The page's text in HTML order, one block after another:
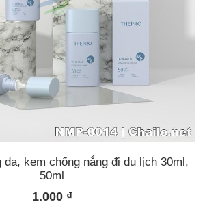
kem chống nắng đi du lịch 30ml,
50ml
1.000 ₫